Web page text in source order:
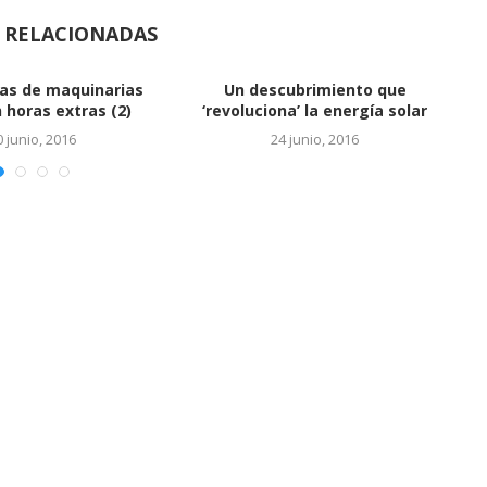
Vinculan a hijos de Báez con
cuentas en...
24 junio, 2016